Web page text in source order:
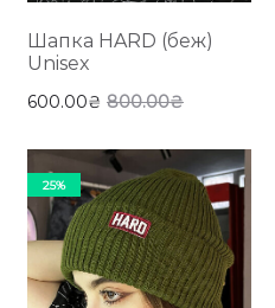
Шапка HARD (беж)
Unisex
800.00₴
600.00₴
25%